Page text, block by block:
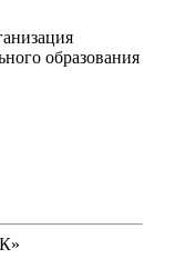
образования